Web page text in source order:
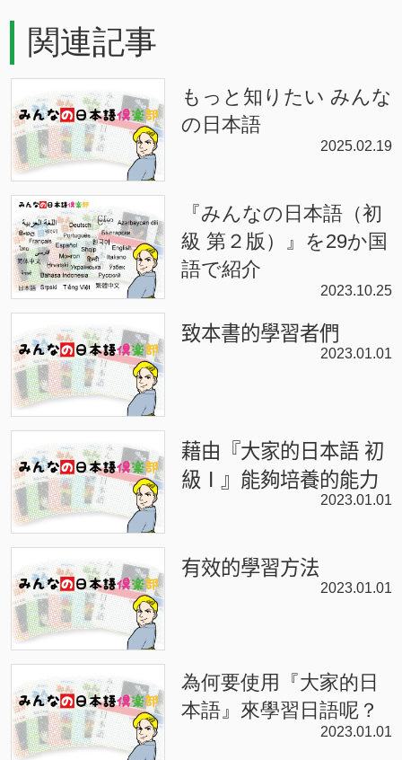
関連記事
もっと知りたい みんな
の日本語
2025.02.19
『みんなの日本語（初
級 第２版）』を29か国
語で紹介
2023.10.25
致本書的學習者們
2023.01.01
藉由『大家的日本語 初
級Ⅰ』能夠培養的能力
2023.01.01
有效的學習方法
2023.01.01
為何要使用『大家的日
本語』來學習日語呢？
2023.01.01